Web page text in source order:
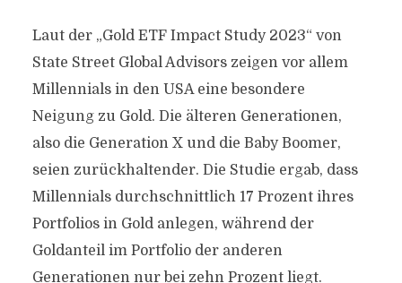
Laut der „Gold ETF Impact Study 2023“ von
State Street Global Advisors zeigen vor allem
Millennials in den USA eine besondere
Neigung zu Gold. Die älteren Generationen,
also die Generation X und die Baby Boomer,
seien zurückhaltender. Die Studie ergab, dass
Millennials durchschnittlich 17 Prozent ihres
Portfolios in Gold anlegen, während der
Goldanteil im Portfolio der anderen
Generationen nur bei zehn Prozent liegt.